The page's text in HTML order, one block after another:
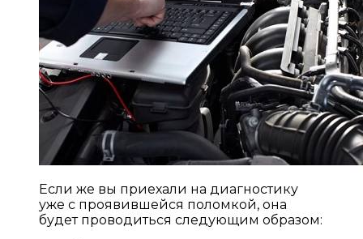
Если же вы приехали на диагностику
уже с проявившейся поломкой, она
будет проводиться следующим образом: